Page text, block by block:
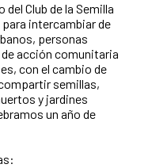
Club de la Semilla
intercambiar de
personas
acción comunitaria
con el cambio de
semillas,
y jardines
un año de